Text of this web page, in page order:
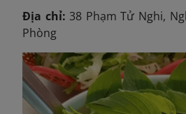
Địa chỉ: 38 Phạm Tử Nghi,
Phòng